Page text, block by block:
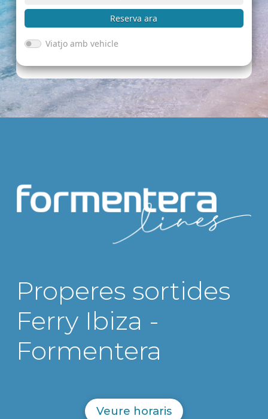
Reserva ara
Viatjo amb vehicle
Tipus vehicle
Marca
Properes sortides
Ferry Ibiza -
Formentera
Veure horaris